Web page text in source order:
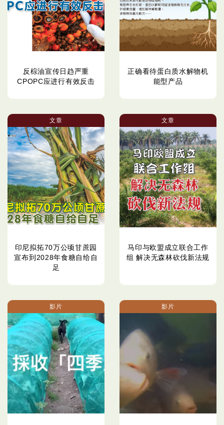
反棕油宣传日趋严重
CPOPC应进行有效反击
正确看待蛋白质水解物机
能型产品
文章
印尼拟拓70万公顷甘蔗园
宣布到2028年食糖自给自
足
文章
马印与欧盟成立联合工作
组 解决无森林砍伐新法规
影片 影片